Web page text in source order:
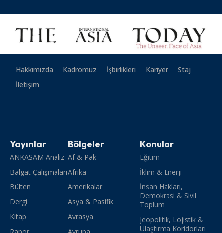
Hakkımızda Kadromuz İşbirlikleri Kariyer
Staj
İletişim
Yayınlar
ANKASAM Analiz
Balgat Çalışmaları
Bülten
Dergi
Kitap
Rapor
Bölgeler
Af & Pak
Afrika
Amerikalar
Asya & Pasifik
Avrasya
Avrupa
Konular
Eğitim
İklim & Enerji
İnsan Hakları,
Demokrasi & Sivil
Toplum
Jeopolitik, Lojistik &
Ulaştırma Koridorları